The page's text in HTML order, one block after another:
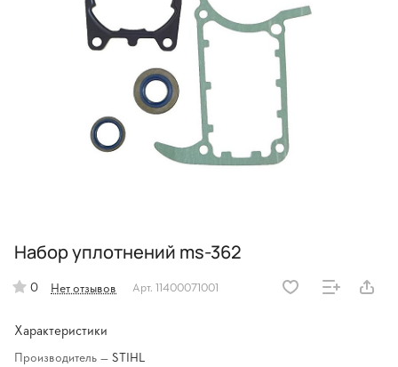
Набор уплотнений ms-362
0 Нет отзывов Арт. 11400071001
Характеристики
Производитель — STIHL